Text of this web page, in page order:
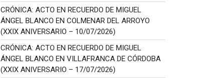
CRÓNICA: ACTO EN RECUERDO DE MIGUEL
ÁNGEL BLANCO EN COLMENAR DEL ARROYO
(XXIX ANIVERSARIO – 10/07/2026)
CRÓNICA: ACTO EN RECUERDO DE MIGUEL
ÁNGEL BLANCO EN VILLAFRANCA DE CÓRDOBA
(XXIX ANIVERSARIO – 17/07/2026)